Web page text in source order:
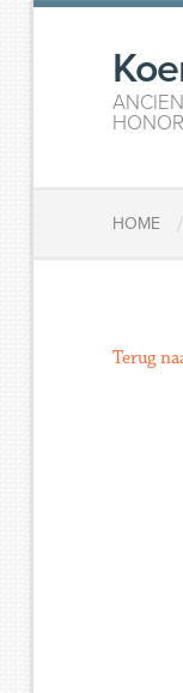
HOME /
Terug